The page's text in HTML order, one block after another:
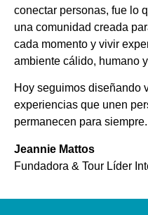
conectar personas, fue lo
una comunidad creada
cada momento y vivir
ambiente cálido, humano
Hoy seguimos diseñando
experiencias que unen
permanecen para siempre.
Jeannie Mattos
Fundadora & Tour Líder